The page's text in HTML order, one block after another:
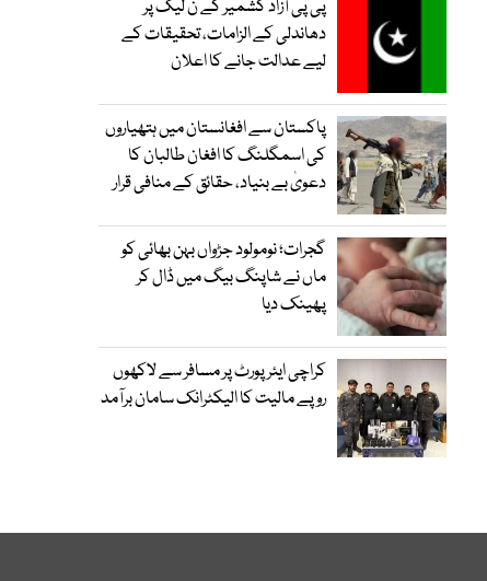
پی پی آزاد کشمیر کے ن لیگ پر
دھاندلی کے الزامات، تحقیقات کے
لیے عدالت جانے کا اعلان
پاکستان سے افغانستان میں ہتھیاروں
کی اسمگلنگ کا افغان طالبان کا
دعویٰ بے بنیاد، حقائق کے منافی قرار
گجرات؛ نومولود جڑواں بہن بھائی کو
ماں نے شاپنگ بیگ میں ڈال کر
پھینک دیا
کراچی ایئرپورٹ پر مسافر سے لاکھوں
روپے مالیت کا الیکٹرانک سامان برآمد